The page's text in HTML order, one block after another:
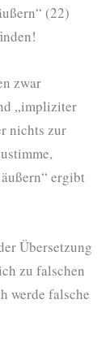
(22)
zwar
„impliziter
nichts zur
ergibt
Übersetzung
zu falschen
werde falsche